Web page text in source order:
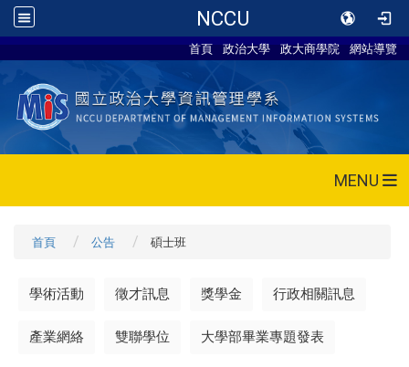
NCCU
首頁 政治大學 政大商學院 網站導覽
MENU
首頁 公告 碩士班
學術活動 徵才訊息 獎學金 行政相關訊息
產業網絡 雙聯學位 大學部畢業專題發表